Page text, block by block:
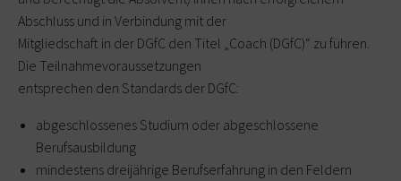
Abschluss und in Verbindung mit der
Mitgliedschaft in der DGfC den Titel „Coach (DGfC)“ zu führen.
Die Teilnahmevoraussetzungen
entsprechen den Standards der DGfC:
abgeschlossenes Studium oder abgeschlossene
Berufsausbildung
mindestens dreijährige Berufserfahrung in den Feldern